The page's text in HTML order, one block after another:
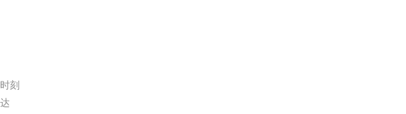
刻